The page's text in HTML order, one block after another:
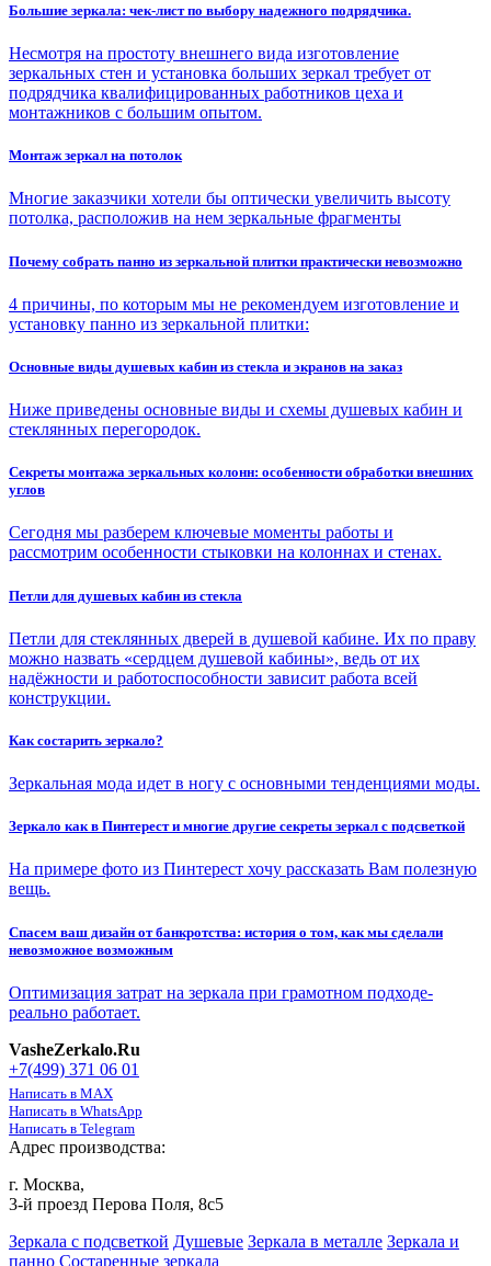
Большие зеркала: чек-лист по выбору надежного подрядчика.
Несмотря на простоту внешнего вида изготовление
зеркальных стен и установка больших зеркал требует от
подрядчика квалифицированных работников цеха и
монтажников с большим опытом.
Монтаж зеркал на потолок
Многие заказчики хотели бы оптически увеличить высоту
потолка, расположив на нем зеркальные фрагменты
Почему собрать панно из зеркальной плитки практически невозможно
4 причины, по которым мы не рекомендуем изготовление и
установку панно из зеркальной плитки:
Основные виды душевых кабин из стекла и экранов на заказ
Ниже приведены основные виды и схемы душевых кабин и
стеклянных перегородок.
Секреты монтажа зеркальных колонн: особенности обработки внешних
углов
Сегодня мы разберем ключевые моменты работы и
рассмотрим особенности стыковки на колоннах и стенах.
Петли для душевых кабин из стекла
Петли для стеклянных дверей в душевой кабине. Их по праву
можно назвать «сердцем душевой кабины», ведь от их
надёжности и работоспособности зависит работа всей
конструкции.
Как состарить зеркало?
Зеркальная мода идет в ногу с основными тенденциями моды.
Зеркало как в Пинтерест и многие другие секреты зеркал с подсветкой
​На примере фото из Пинтерест хочу рассказать Вам полезную
вещь.
​Спасем ваш дизайн от банкротства: история о том, как мы сделали
невозможное возможным
Оптимизация затрат на зеркала при грамотном подходе-
реально работает.
VasheZerkalo.Ru
+7(499) 371 06 01
Написать в MAX
Написать в WhatsApp
Написать в Telegram
Адрес производства:
г. Москва,
3-й проезд Перова Поля, 8с5
Зеркала с подсветкой Душевые Зеркала в металле Зеркала и
панно Состаренные зеркала